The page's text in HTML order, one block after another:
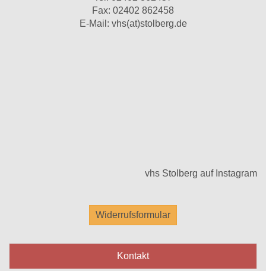
Fax: 02402 862458
E-Mail: vhs(at)stolberg.de
vhs Stolberg auf Instagram
Widerrufsformular
Kontakt